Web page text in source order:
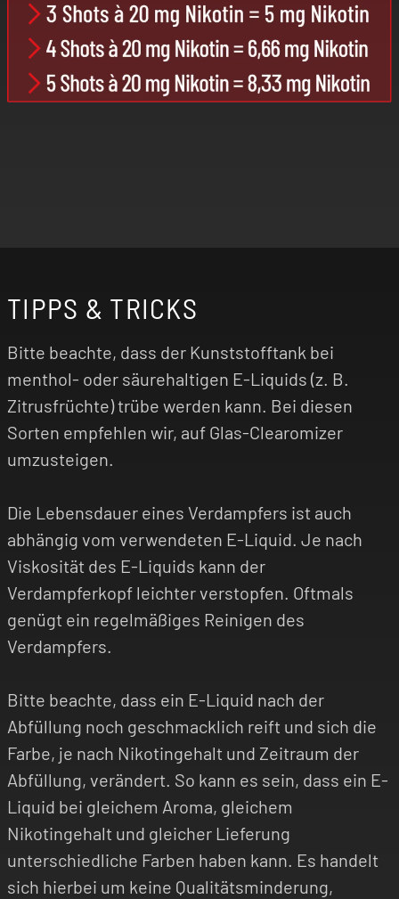
TIPPS & TRICKS
Bitte beachte, dass der Kunststofftank bei
menthol- oder säurehaltigen E-Liquids (z. B.
Zitrusfrüchte) trübe werden kann. Bei diesen
Sorten empfehlen wir, auf Glas-Clearomizer
umzusteigen.
Die Lebensdauer eines Verdampfers ist auch
abhängig vom verwendeten E-Liquid. Je nach
Viskosität des E-Liquids kann der
Verdampferkopf leichter verstopfen. Oftmals
genügt ein regelmäßiges Reinigen des
Verdampfers.
Bitte beachte, dass ein E-Liquid nach der
Abfüllung noch geschmacklich reift und sich die
Farbe, je nach Nikotingehalt und Zeitraum der
Abfüllung, verändert. So kann es sein, dass ein E-
Liquid bei gleichem Aroma, gleichem
Nikotingehalt und gleicher Lieferung
unterschiedliche Farben haben kann. Es handelt
sich hierbei um keine Qualitätsminderung,